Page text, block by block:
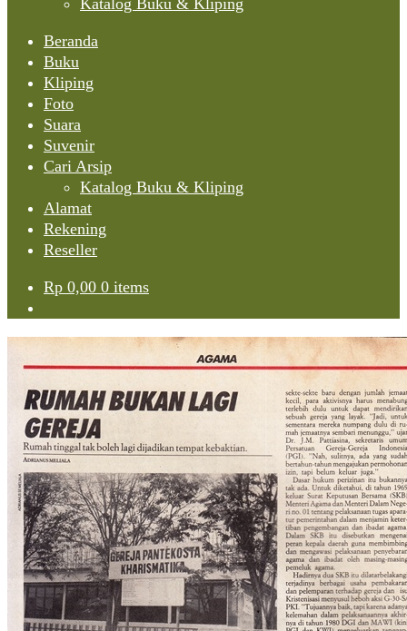
Katalog Buku & Kliping
Beranda
Buku
Kliping
Foto
Suara
Suvenir
Cari Arsip
Katalog Buku & Kliping
Alamat
Rekening
Reseller
Rp 0,00 0 items